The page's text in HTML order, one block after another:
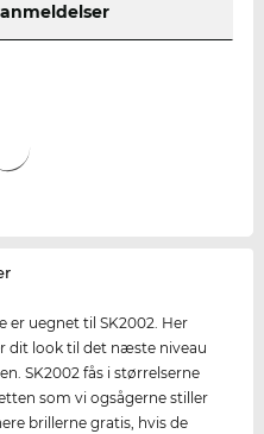
er uegnet til SK2002. Her
dit look til det næste niveau
SK2002 fås i størrelserne
som vi ogsågerne stiller
brillerne gratis, hvis de